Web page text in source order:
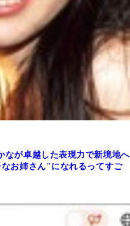
なが卓越した表現力で新境地へ
お姉さん"になれるってすご